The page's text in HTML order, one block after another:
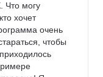
Что могу
хочет
очень
чтобы